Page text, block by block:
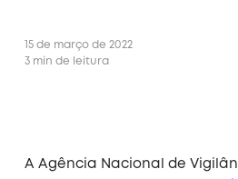
15 de março de 2022
3 min de leitura
A Agência Nacional de